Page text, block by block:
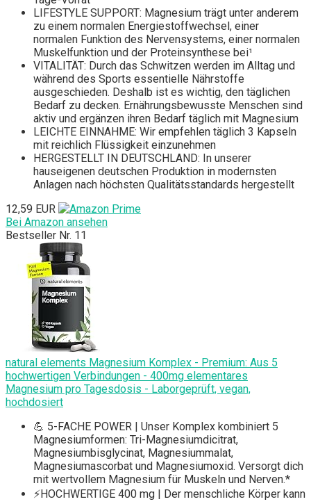
LIFESTYLE SUPPORT: Magnesium trägt unter anderem
zu einem normalen Energiestoffwechsel, einer
normalen Funktion des Nervensystems, einer normalen
Muskelfunktion und der Proteinsynthese bei¹
VITALITÄT: Durch das Schwitzen werden im Alltag und
während des Sports essentielle Nährstoffe
ausgeschieden. Deshalb ist es wichtig, den täglichen
Bedarf zu decken. Ernährungsbewusste Menschen sind
aktiv und ergänzen ihren Bedarf täglich mit Magnesium
LEICHTE EINNAHME: Wir empfehlen täglich 3 Kapseln
mit reichlich Flüssigkeit einzunehmen
HERGESTELLT IN DEUTSCHLAND: In unserer
hauseigenen deutschen Produktion in modernsten
Anlagen nach höchsten Qualitätsstandards hergestellt
12,59 EUR
Bei Amazon ansehen
Bestseller Nr. 11
natural elements Magnesium Komplex - Premium: Aus 5
hochwertigen Verbindungen - 400mg elementares
Magnesium pro Tagesdosis - Laborgeprüft, vegan,
hochdosiert
💪 5-FACHE POWER | Unser Komplex kombiniert 5
Magnesiumformen: Tri-Magnesiumdicitrat,
Magnesiumbisglycinat, Magnesiummalat,
Magnesiumascorbat und Magnesiumoxid. Versorgt dich
mit wertvollem Magnesium für Muskeln und Nerven.*
⚡️HOCHWERTIGE 400 mg | Der menschliche Körper kann